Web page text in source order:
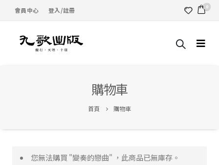
會員中心 登入/註冊 0
購物車
首頁 購物車
您無法購買 "變奏的戀曲" ，此商品已無庫存。